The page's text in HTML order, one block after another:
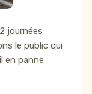
journées
le public qui
en panne